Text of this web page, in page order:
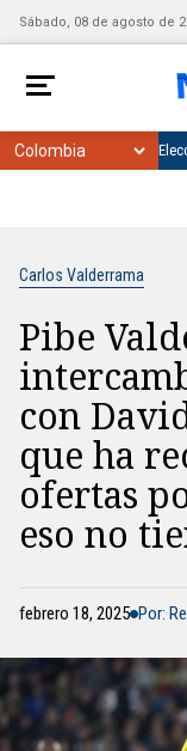
Sábado, 08 de agosto de
Carlos Valderrama
Pibe
con
que ha
ofertas
eso no
febrero 18, 2025 Por: